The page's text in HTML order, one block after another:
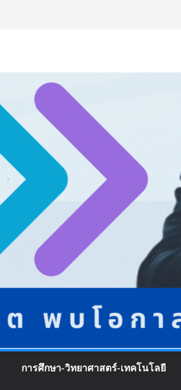
การศึกษา-วิทยาศาสตร์-เทคโนโลยี